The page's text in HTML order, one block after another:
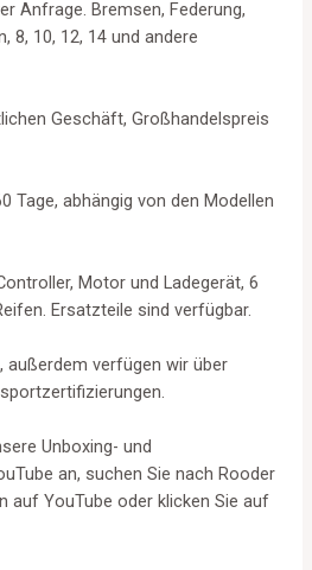
Anfrage. Bremsen, Federung,
8, 10, 12, 14 und andere
Geschäft, Großhandelspreis
Tage, abhängig von den Modellen
Motor und Ladegerät, 6
Ersatzteile sind verfügbar.
außerdem verfügen wir über
Unboxing- und
an, suchen Sie nach Rooder
auf YouTube oder klicken Sie auf